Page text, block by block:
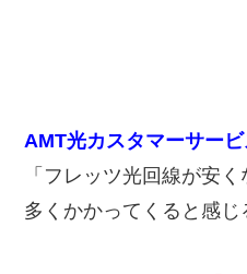
AMT光カスタマーサービ
「フレッツ光回線が安
多くかかってくると感じ